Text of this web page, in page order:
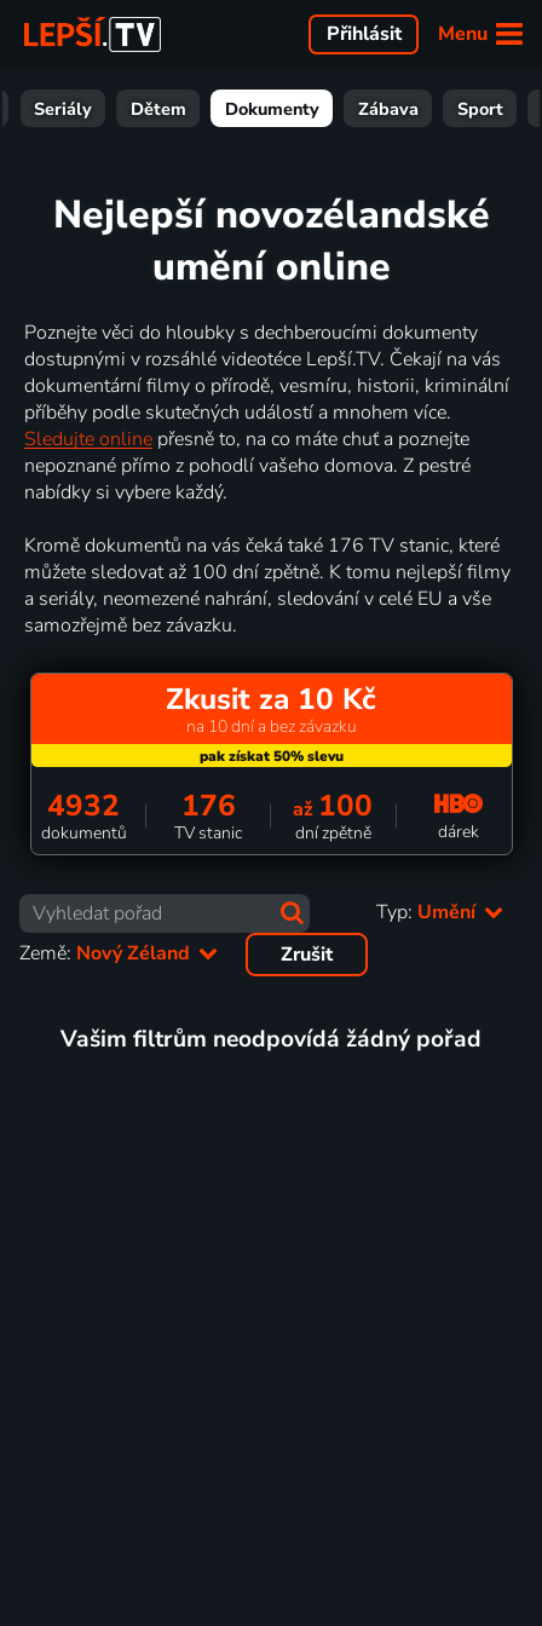
Menu
Přihlásit
Seriály Dětem Dokumenty Zábava Sport
Nejlepší novozélandské
umění online
Poznejte věci do hloubky s dechberoucími dokumenty
dostupnými v rozsáhlé videotéce Lepší.TV. Čekají na vás
dokumentární filmy o přírodě, vesmíru, historii, kriminální
příběhy podle skutečných událostí a mnohem více.
Sledujte online přesně to, na co máte chuť a poznejte
nepoznané přímo z pohodlí vašeho domova. Z pestré
nabídky si vybere každý.
Kromě dokumentů na vás čeká také 176 TV stanic, které
můžete sledovat až 100 dní zpětně. K tomu nejlepší filmy
a seriály, neomezené nahrání, sledování v celé EU a vše
samozřejmě bez závazku.
Zkusit za 10 Kč
na 10 dní a bez závazku
4932
dokumentů
176
TV stanic
až 100
dní zpětně dárek
Typ: Umění
Země: Nový Zéland Zrušit
Vašim filtrům neodpovídá žádný pořad